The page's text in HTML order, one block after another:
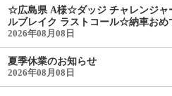
☆広島県 A様☆ダッジ チャレンジャ
ルブレイク ラストコール☆納車お
2026年08月08日
夏季休業のお知らせ
2026年08月08日